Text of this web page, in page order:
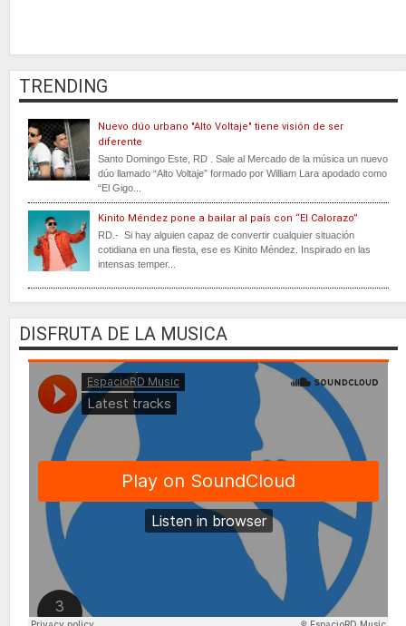
TRENDING
Nuevo dúo urbano "Alto Voltaje" tiene visión de ser
diferente
Santo Domingo Este, RD . Sale al Mercado de la música un nuevo
dúo llamado “Alto Voltaje” formado por William Lara apodado como
“El Gigo...
Kinito Méndez pone a bailar al país con “El Calorazo”
RD.- Si hay alguien capaz de convertir cualquier situación
cotidiana en una fiesta, ese es Kinito Méndez. Inspirado en las
intensas temper...
DISFRUTA DE LA MUSICA